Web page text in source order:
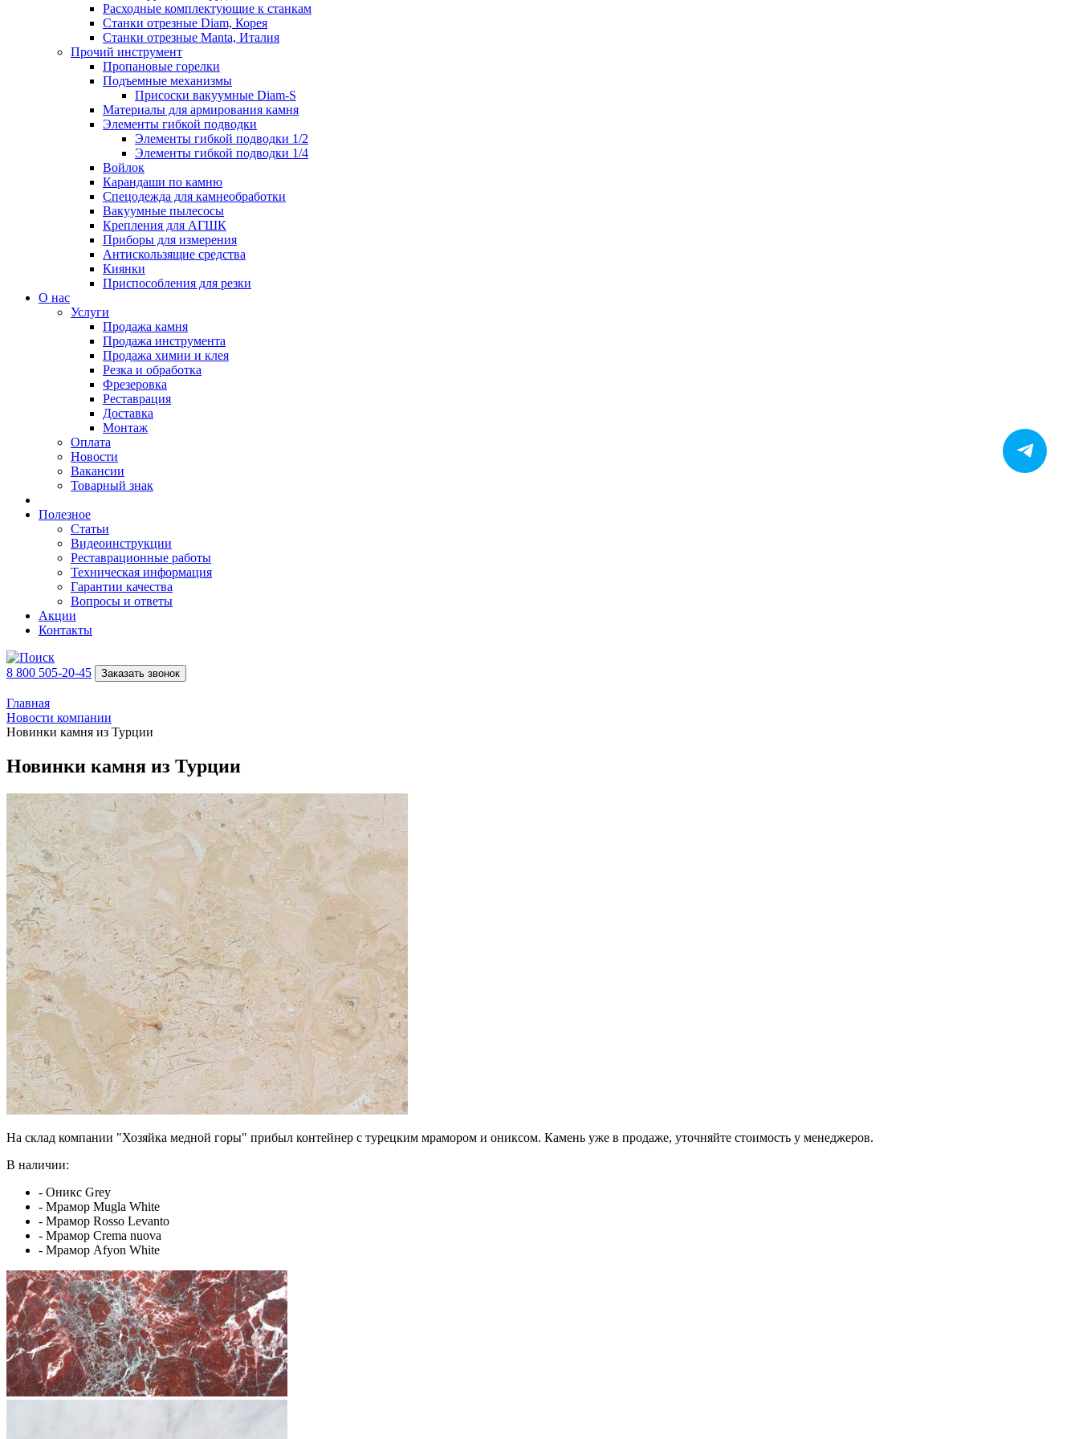
Расходные комплектующие к станкам
Станки отрезные Diam, Корея
Станки отрезные Manta, Италия
Прочий инструмент
Пропановые горелки
Подъeмные механизмы
Присоски вакуумные Diam-S
Материалы для армирования камня
Элементы гибкой подводки
Элементы гибкой подводки 1/2
Элементы гибкой подводки 1/4
Войлок
Карандаши по камню
Спецодежда для камнеобработки
Вакуумные пылесосы
Крепления для АГШК
Приборы для измерения
Антискользящие средства
Киянки
Приспособления для резки
О нас
Услуги
Продажа камня
Продажа инструмента
Продажа химии и клея
Резка и обработка
Фрезеровка
Реставрация
Доставка
Монтаж
Оплата
Новости
Вакансии
Товарный знак
Полезное
Статьи
Видеоинструкции
Реставрационные работы
Техническая информация
Гарантии качества
Вопросы и ответы
Акции
Контакты
8 800 505-20-45 Заказать звонок
Главная
Новости компании
Новинки камня из Турции
Новинки камня из Турции
На склад компании "Хозяйка медной горы" прибыл контейнер с турецким мрамором и ониксом. Камень уже в продаже, уточняйте стоимость у менеджеров.
В наличии:
- Оникс Grey
- Мрамор Mugla White
- Мрамор Rosso Levanto
- Мрамор Crema nuova
- Мрамор Afyon White